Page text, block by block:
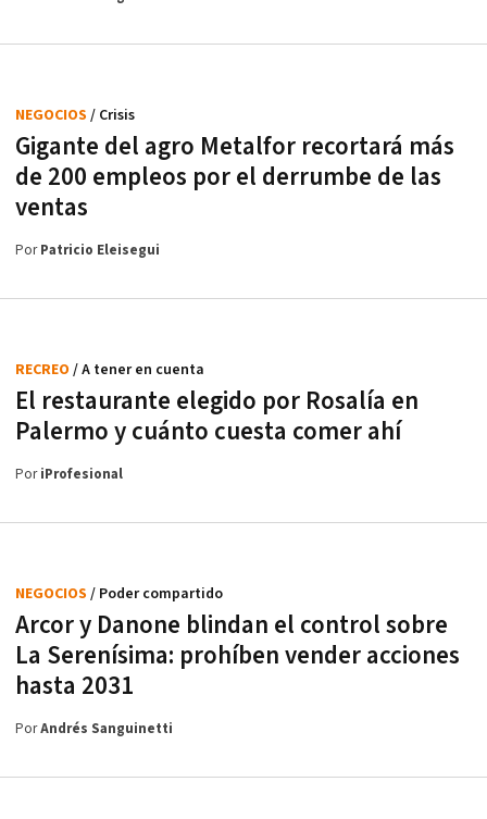
Gigante del agro Metalfor recortará más
de 200 empleos por el derrumbe de las
ventas
NEGOCIOS / Crisis
PorPatricio Eleisegui
El restaurante elegido por Rosalía en
Palermo y cuánto cuesta comer ahí
RECREO / A tener en cuenta
PoriProfesional
Arcor y Danone blindan el control sobre
La Serenísima: prohíben vender acciones
hasta 2031
NEGOCIOS / Poder compartido
PorAndrés Sanguinetti